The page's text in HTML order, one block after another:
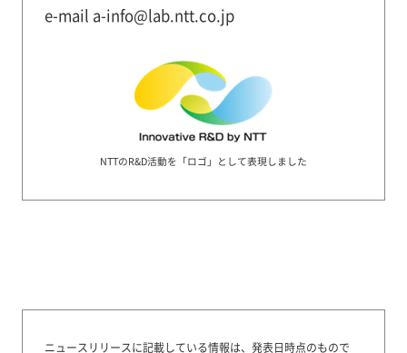
e-mail a-info@lab.ntt.co.jp
NTTのR&D活動を「ロゴ」として表現しました
ニュースリリースに記載している情報は、発表日時点のもので